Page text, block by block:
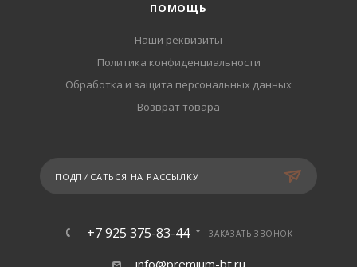
ПОМОЩЬ
Наши реквизиты
Политика конфиденциальности
Обработка и защита персональных данных
Возврат товара
ПОДПИСАТЬСЯ НА РАССЫЛКУ
+7 925 375-83-44 ЗАКАЗАТЬ ЗВОНОК